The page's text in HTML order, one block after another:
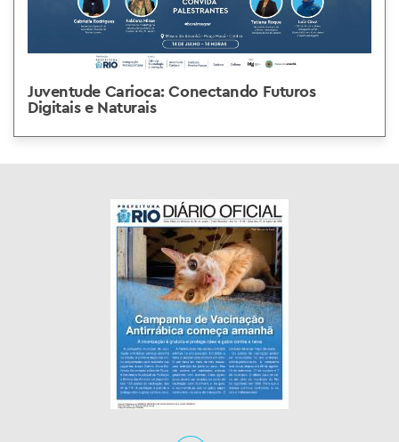
Juventude Carioca: Conectando Futuros
Digitais e Naturais